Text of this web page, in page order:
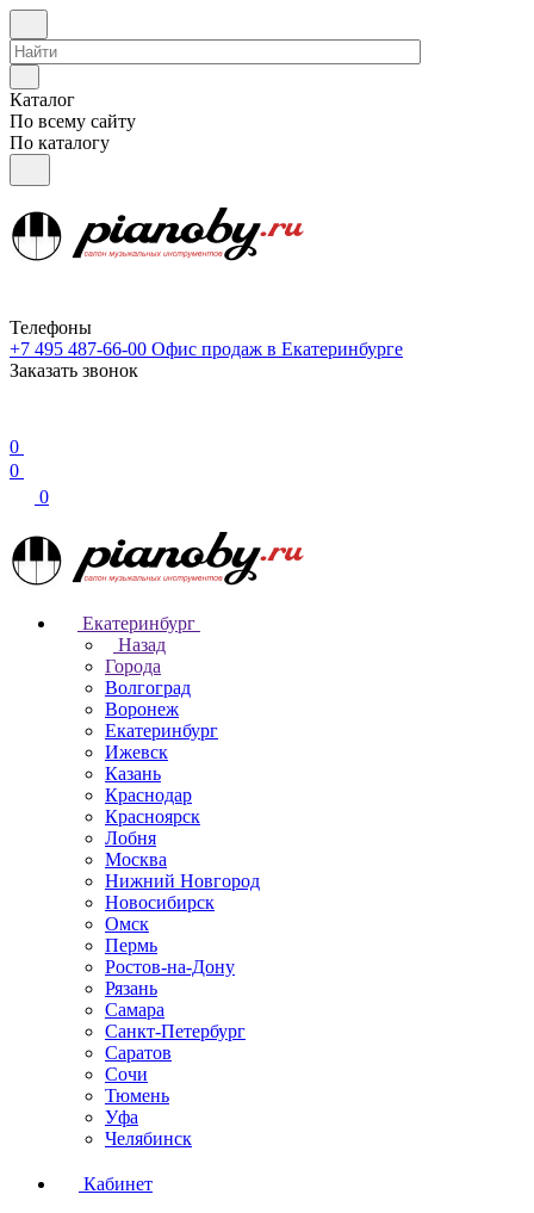
Каталог
По всему сайту
По каталогу
Телефоны
+7 495 487-66-00 Офис продаж в Екатеринбурге
Заказать звонок
0
0
0
Екатеринбург
Назад
Города
Волгоград
Воронеж
Екатеринбург
Ижевск
Казань
Краснодар
Красноярск
Лобня
Москва
Нижний Новгород
Новосибирск
Омск
Пермь
Ростов-на-Дону
Рязань
Самара
Санкт-Петербург
Саратов
Сочи
Тюмень
Уфа
Челябинск
Кабинет